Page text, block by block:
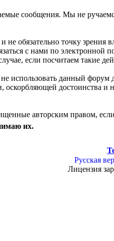
сообщения. Мы не
обязательно точку
с нами по
если посчитаем такие
использовать данный
оскорбляющей
авторским правом,
их.
Русская
Лицензия